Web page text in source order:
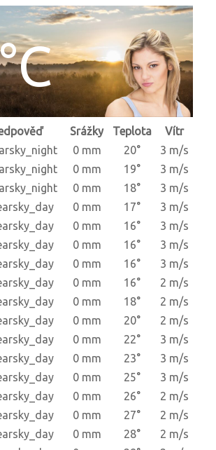
Srážky Teplota
Vítr
0 mm 20°
3 m/s
0 mm 19°
3 m/s
0 mm 18°
3 m/s
0 mm 17°
3 m/s
0 mm 16°
3 m/s
0 mm 16°
3 m/s
0 mm 16°
3 m/s
0 mm 16°
2 m/s
0 mm 18°
2 m/s
0 mm 20°
2 m/s
0 mm 22°
3 m/s
0 mm 23°
3 m/s
0 mm 25°
3 m/s
0 mm 26°
2 m/s
0 mm 27°
2 m/s
0 mm 28°
2 m/s